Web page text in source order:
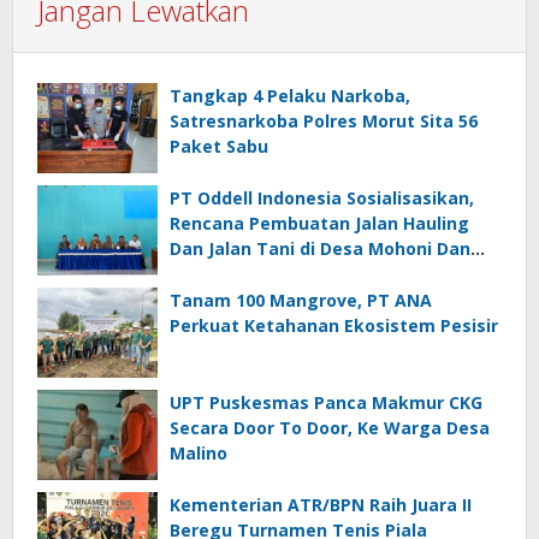
Jangan Lewatkan
Tangkap 4 Pelaku Narkoba,
Satresnarkoba Polres Morut Sita 56
Paket Sabu
PT Oddell Indonesia Sosialisasikan,
Rencana Pembuatan Jalan Hauling
Dan Jalan Tani di Desa Mohoni Dan
Tanam 100 Mangrove, PT ANA
Perkuat Ketahanan Ekosistem Pesisir
UPT Puskesmas Panca Makmur CKG
Secara Door To Door, Ke Warga Desa
Malino
Kementerian ATR/BPN Raih Juara II
Beregu Turnamen Tenis Piala